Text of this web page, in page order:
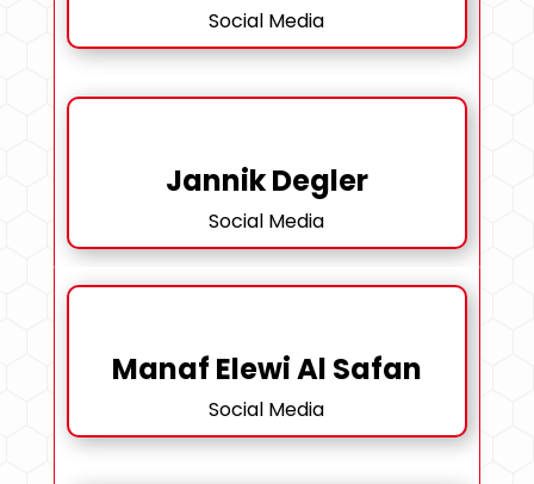
Social Media
Jannik Degler
Social Media
Manaf Elewi Al Safan
Social Media